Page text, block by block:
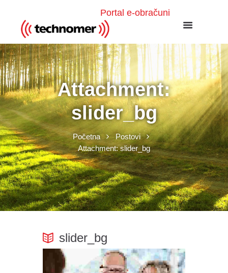
Portal e-obračuni
Attachment:
slider_bg
Početna
Postovi
Attachment: slider_bg
slider_bg